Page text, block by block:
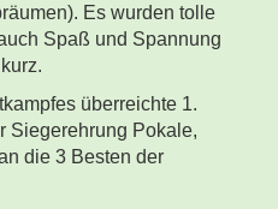
Es wurden tolle
Spaß und Spannung
überreichte 1.
Siegerehrung Pokale,
die 3 Besten der